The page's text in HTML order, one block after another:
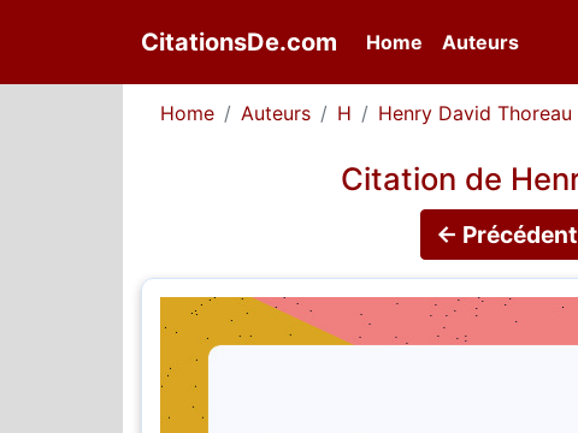
CitationsDe.com Home (current)
Auteurs
Home Auteurs H Henry David Thoreau
Citation de
← Précédent